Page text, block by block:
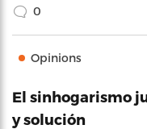
0
Opinions
El sinhogarismo
y solución